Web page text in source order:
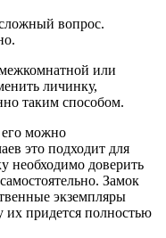
вопрос.
или
личинку,
таким способом.
его можно
это подходит для
необходимо доверить
Замок
экземпляры
их придется полностью